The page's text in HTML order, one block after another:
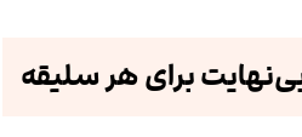
برای هر سلیقه